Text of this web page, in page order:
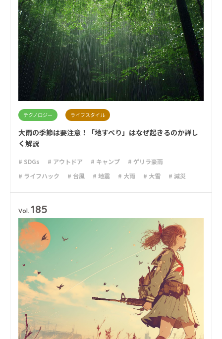
テクノロジー ライフスタイル
大雨の季節は要注意！「地すべり」はなぜ起きるのか詳し
く解説
# SDGs # アウトドア # キャンプ
# ゲリラ豪雨
# ライフハック
# 台風 # 地震 # 大雨 # 大雪
# 減災
Vol. 185